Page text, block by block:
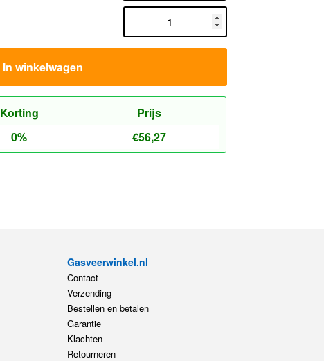
In winkelwagen
Korting
Prijs
0% €56,27
Gasveerwinkel.nl
Contact
Verzending
Bestellen en betalen
Garantie
Klachten
Retourneren